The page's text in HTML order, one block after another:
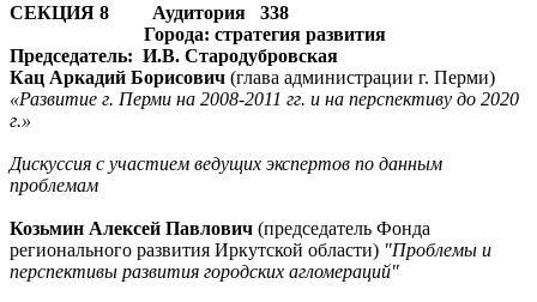
СЕКЦИЯ 8 Аудитория 338
Города: стратегия развития
Председатель: И.В. Стародубровская
Кац Аркадий Борисович (глава администрации г. Перми)
«Развитие г. Перми на 2008-2011 гг. и на перспективу до 2020
г.»
Дискуссия с участием ведущих экспертов по данным
проблемам
Козьмин Алексей Павлович (председатель Фонда
регионального развития Иркутской области) "Проблемы и
перспективы развития городских агломераций"